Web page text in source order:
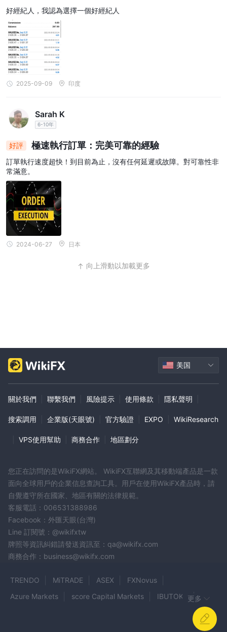
好經紀人，我認為選擇一個好經紀人
2025-09-09 印度
Sarah K
6-10年
好評 極速執行訂單：完美可靠的經驗
訂單執行速度超快！到目前為止，沒有任何延遲或故障。對可靠性非
常滿意。
2024-06-27 日本
向上滑動以加載更多
美国
關於我們 聯繫我們 風險提示 使用條款 隱私聲明
搜索調用 企業版(天眼號) 官方驗證 EXPO WikiResearch
VPS使用幫助 商務合作 地區劃分
您正在訪問的是WikiFX網站。 WikiFX互聯網及其移動端產品是一款
面向全球用戶的企業信息查詢工具。用戶在使用WikiFX產品時，請
自覺遵守所在國家、地區有關的法律規範。
客服電話：006531388986
Facebook：外匯天眼(台灣)
Line 訂閱號：@wikifxtw
牌照等資訊糾錯請發送資訊至：qa@wikifx.com
商務合作：business@wikifx.com
TRENDO MiTRADE ASEX
FXNovus
Azure Markets
score Capital Markets
IBUTOKA 更多